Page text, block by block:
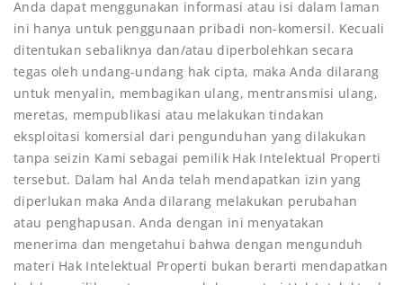
Anda dapat menggunakan informasi atau isi dalam laman
ini hanya untuk penggunaan pribadi non-komersil. Kecuali
ditentukan sebaliknya dan/atau diperbolehkan secara
tegas oleh undang-undang hak cipta, maka Anda dilarang
untuk menyalin, membagikan ulang, mentransmisi ulang,
meretas, mempublikasi atau melakukan tindakan
eksploitasi komersial dari pengunduhan yang dilakukan
tanpa seizin Kami sebagai pemilik Hak Intelektual Properti
tersebut. Dalam hal Anda telah mendapatkan izin yang
diperlukan maka Anda dilarang melakukan perubahan
atau penghapusan. Anda dengan ini menyatakan
menerima dan mengetahui bahwa dengan mengunduh
materi Hak Intelektual Properti bukan berarti mendapatkan